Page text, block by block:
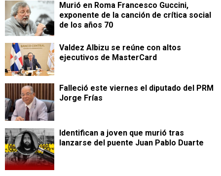
Murió en Roma Francesco Guccini,
exponente de la canción de crítica social
de los años 70
Valdez Albizu se reúne con altos
ejecutivos de MasterCard
Falleció este viernes el diputado del PRM
Jorge Frías
Identifican a joven que murió tras
lanzarse del puente Juan Pablo Duarte